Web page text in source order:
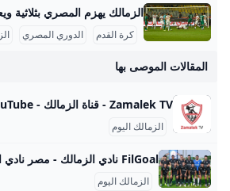
كرة القدم الدوري المصري
المقالات الموصى بها
الزمالك اليوم
الزمالك اليوم